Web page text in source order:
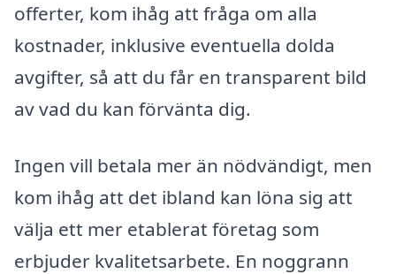
offerter, kom ihåg att fråga om alla
kostnader, inklusive eventuella dolda
avgifter, så att du får en transparent bild
av vad du kan förvänta dig.
Ingen vill betala mer än nödvändigt, men
kom ihåg att det ibland kan löna sig att
välja ett mer etablerat företag som
erbjuder kvalitetsarbete. En noggrann